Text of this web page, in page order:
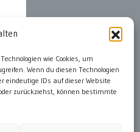
wie Cookies, um
Wenn du diesen Technologien
eindeutige IDs auf dieser Website
zurückziehst, können bestimmte